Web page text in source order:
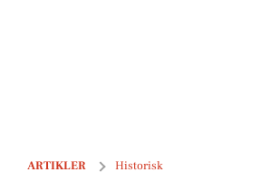
ARTIKLER Historisk
Hvad skete der langfredag? Få historien her